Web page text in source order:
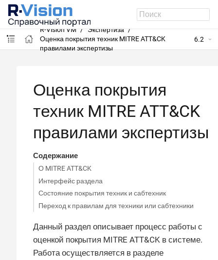
R-Vision VM
Экспертиза
Оценка покрытия техник MITRE ATT&CK
правилами экспертизы
6.2
Оценка покрытия
техник MITRE ATT&CK
правилами экспертизы
Содержание
О MITRE ATT&CK
Интерфейс раздела
Состояние покрытия техник и сабтехник
Переход к правилам для техники или сабтехники
Данный раздел описывает процесс работы с
оценкой покрытия MITRE ATT&CK в системе.
Работа осуществляется в разделе